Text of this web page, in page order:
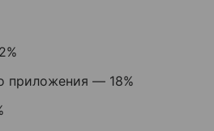
приложения — 18%